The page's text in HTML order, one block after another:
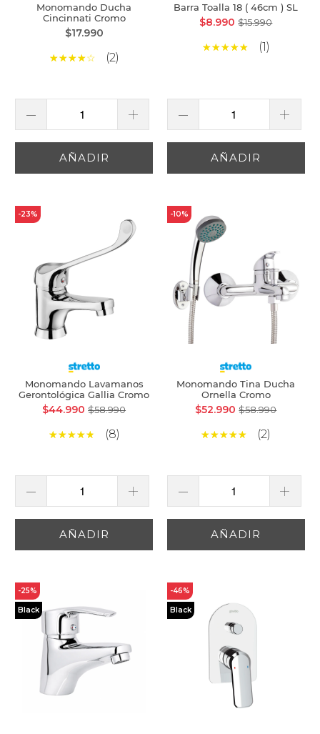
Monomando Ducha
Cincinnati Cromo
$17.990
(2)
AÑADIR
Barra Toalla 18 ( 46cm ) SL
$8.990$15.990
(1)
AÑADIR
-23%
Monomando Lavamanos
Gerontológica Gallia Cromo
$44.990$58.990
(8)
AÑADIR
-10%
Monomando Tina Ducha
Ornella Cromo
$52.990$58.990
(2)
AÑADIR
-25%
Black
-46%
Black